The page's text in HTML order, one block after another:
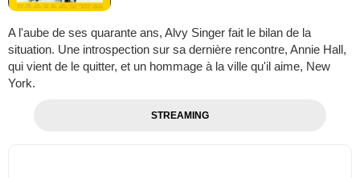
A l'aube de ses quarante ans, Alvy Singer fait le bilan de la
situation. Une introspection sur sa dernière rencontre, Annie Hall,
qui vient de le quitter, et un hommage à la ville qu'il aime, New
York.
STREAMING